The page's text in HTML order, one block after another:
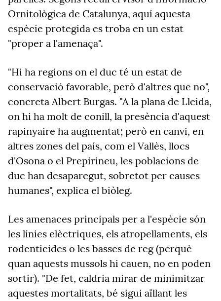
Ornitològica de Catalunya, aquí aquesta
espècie protegida es troba en un estat
"proper a l'amenaça".
"Hi ha regions on el duc té un estat de
conservació favorable, però d'altres que no",
concreta Albert Burgas. "A la plana de Lleida,
on hi ha molt de conill, la presència d'aquest
rapinyaire ha augmentat; però en canvi, en
altres zones del país, com el Vallès, llocs
d'Osona o el Prepirineu, les poblacions de
duc han desaparegut, sobretot per causes
humanes", explica el biòleg.
Les amenaces principals per a l'espècie són
les línies elèctriques, els atropellaments, els
rodenticides o les basses de reg (perquè
quan aquests mussols hi cauen, no en poden
sortir). "De fet, caldria mirar de minimitzar
aquestes mortalitats, bé sigui aïllant les